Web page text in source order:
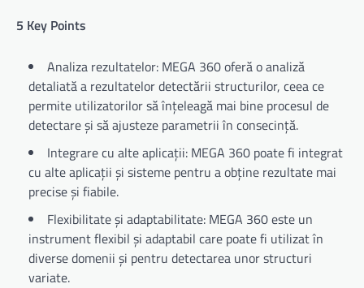
5 Key Points
Analiza rezultatelor: MEGA 360 oferă o analiză
detaliată a rezultatelor detectării structurilor, ceea ce
permite utilizatorilor să înțeleagă mai bine procesul de
detectare și să ajusteze parametrii în consecință.
Integrare cu alte aplicații: MEGA 360 poate fi integrat
cu alte aplicații și sisteme pentru a obține rezultate mai
precise și fiabile.
Flexibilitate și adaptabilitate: MEGA 360 este un
instrument flexibil și adaptabil care poate fi utilizat în
diverse domenii și pentru detectarea unor structuri
variate.